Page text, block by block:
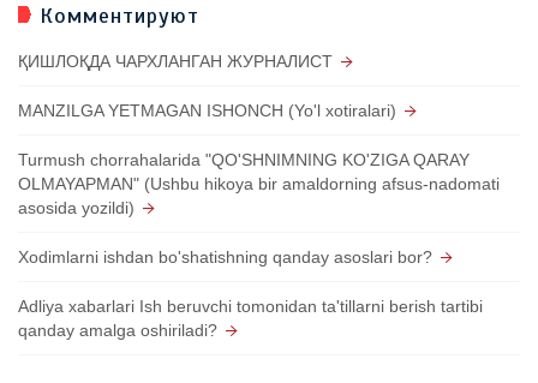
Комментируют
ҚИШЛОҚДА ЧАРХЛАНГАН ЖУРНАЛИСТ
MANZILGA YETMAGAN ISHONCH (Yo'l xotiralari)
Turmush chorrahalarida "QO'SHNIMNING KO'ZIGA QARAY
OLMAYAPMAN" (Ushbu hikoya bir amaldorning afsus-nadomati
asosida yozildi)
Xodimlarni ishdan bo'shatishning qanday asoslari bor?
Adliya xabarlari Ish beruvchi tomonidan ta'tillarni berish tartibi
qanday amalga oshiriladi?